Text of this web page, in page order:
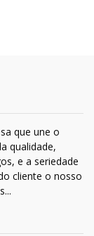
que une o
qualidade,
e a seriedade
cliente o nosso